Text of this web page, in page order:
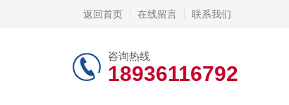
返回首页 在线留言 联系我们
咨询热线
18936116792